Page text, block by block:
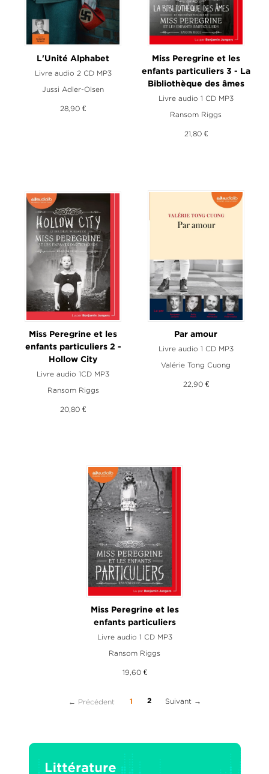
L'Unité Alphabet
Livre audio 2 CD MP3
Jussi Adler-Olsen
28,90 €
Miss Peregrine et les
enfants particuliers 3 - La
Bibliothèque des âmes
Livre audio 1 CD MP3
Ransom Riggs
21,80 €
Miss Peregrine et les
enfants particuliers 2 -
Hollow City
Livre audio 1CD MP3
Ransom Riggs
20,80 €
Par amour
Livre audio 1 CD MP3
Valérie Tong Cuong
22,90 €
Miss Peregrine et les
enfants particuliers
Livre audio 1 CD MP3
Ransom Riggs
19,60 €
← Précédent 1 (current)
2 Suivant →